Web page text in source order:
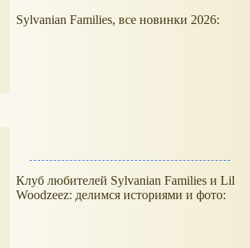
Sylvanian Families, все новинки 2026:
Клуб любителей Sylvanian Families и Lil
Woodzeez: делимся историями и фото: